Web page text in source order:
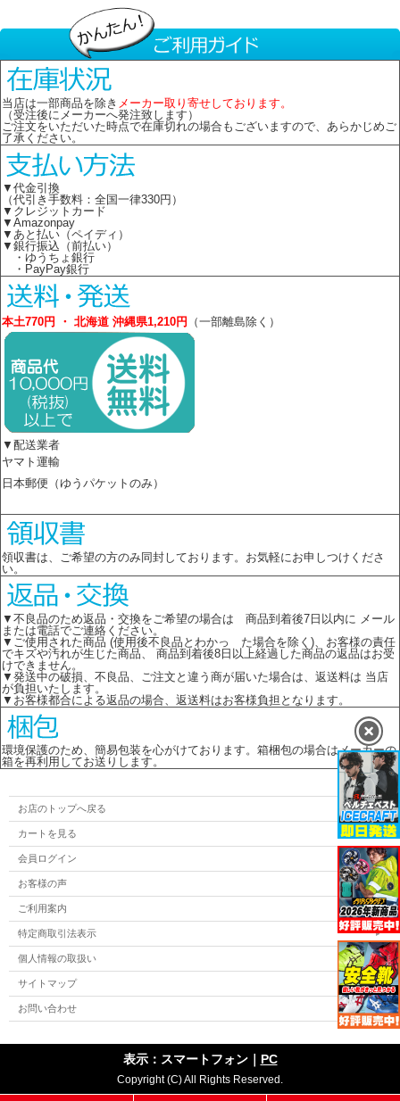
当店は一部商品を除き メーカー取り寄せしております。
（受注後にメーカーへ発注致します）
ご注文をいただいた時点で在庫切れの場合もございますので、あらかじめご
了承ください。
▼代金引換
（代引き手数料：全国一律330円）
▼クレジットカード
▼Amazonpay
▼あと払い（ペイディ）
▼銀行振込（前払い）
・ゆうちょ銀行
・PayPay銀行
本土770円 ・ 北海道 沖縄県1,210円 （一部離島除く）
▼配送業者
ヤマト運輸
日本郵便（ゆうパケットのみ）
領収書は、ご希望の方のみ同封しております。お気軽にお申しつけくださ
い。
▼不良品のため返品・交換をご希望の場合は 商品到着後7日以内に メール
または電話でご連絡ください。
▼ご使用された商品 (使用後不良品とわかっ た場合を除く)、お客様の責任
でキズや汚れが生じた商品、 商品到着後8日以上経過した商品の返品はお受
けできません。
▼発送中の破損、不良品、ご注文と違う商が届いた場合は、返送料は 当店
が負担いたします。
▼お客様都合による返品の場合、返送料はお客様負担となります。
環境保護のため、簡易包装を心がけております。箱梱包の場合はメーカーの
箱を再利用してお送りします。
お店のトップへ戻る
カートを見る
会員ログイン
お客様の声
ご利用案内
特定商取引法表示
個人情報の取扱い
サイトマップ
お問い合わせ
表示：スマートフォン｜ PC
Copyright (C) All Rights Reserved.